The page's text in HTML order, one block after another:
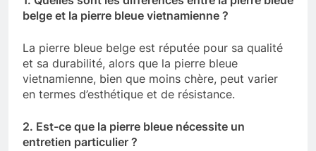
belge et la pierre bleue vietnamienne ?
La pierre bleue belge est réputée pour sa qualité
et sa durabilité, alors que la pierre bleue
vietnamienne, bien que moins chère, peut varier
en termes d’esthétique et de résistance.
2. Est-ce que la pierre bleue nécessite un
entretien particulier ?